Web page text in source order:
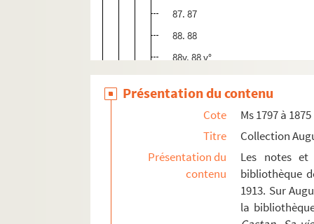
87. 87
88. 88
88v. 88 v°
89v. 89 v°
90v. 90 v°
91. 91
Présentation du contenu
Cote
Ms 1797 à 1875
Titre
Collection
Présentation du
contenu
Les notes
bibliothèque
1913. Sur
la